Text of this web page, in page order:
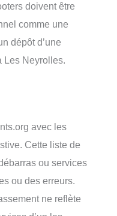
doivent être
comme une
dépôt d’une
Les Neyrolles.
avec les
Cette liste de
ou services
ou des erreurs.
ne reflète